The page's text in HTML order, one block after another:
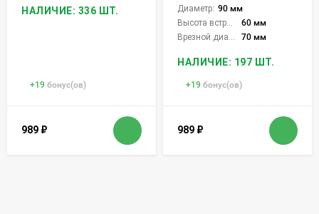
НАЛИЧИЕ: 336 ШТ.
+19 бонус(ов)
989 ₽
Диаметр: 90 мм
60 мм
70 мм
НАЛИЧИЕ: 197 ШТ.
+19 бонус(ов)
989 ₽